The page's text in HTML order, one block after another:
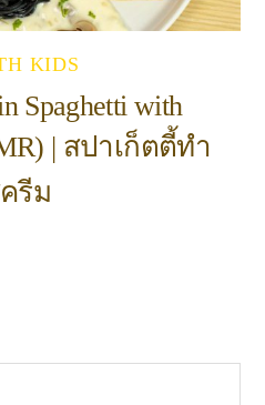
KIDS
Spaghetti with
| สปาเก็ตตี้ทำ
รีม